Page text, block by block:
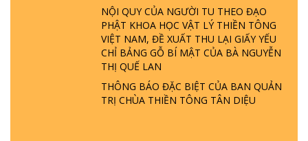
NỘI QUY CỦA NGƯỜI TU THEO ĐẠO
PHẬT KHOA HỌC VẬT LÝ THIỀN TÔNG
VIỆT NAM, ĐỀ XUẤT THU LẠI GIẤY YẾU
CHỈ BẢNG GỖ BÍ MẬT CỦA BÀ NGUYỄN
THỊ QUẾ LAN
THÔNG BÁO ĐẶC BIỆT CỦA BAN QUẢN
TRỊ CHÙA THIỀN TÔNG TÂN DIỆU
LÀ AI? QUỶ SA TĂNG? | TTTD
GIẢI ĐÁP THIỀN TÔNG ĐẶC BIỆT P22 - TẠI
SAO TRÁI ĐẤT NHIỀU THIÊN TAI - LŨ LỤT
- HỎA HOẠN | TTTD